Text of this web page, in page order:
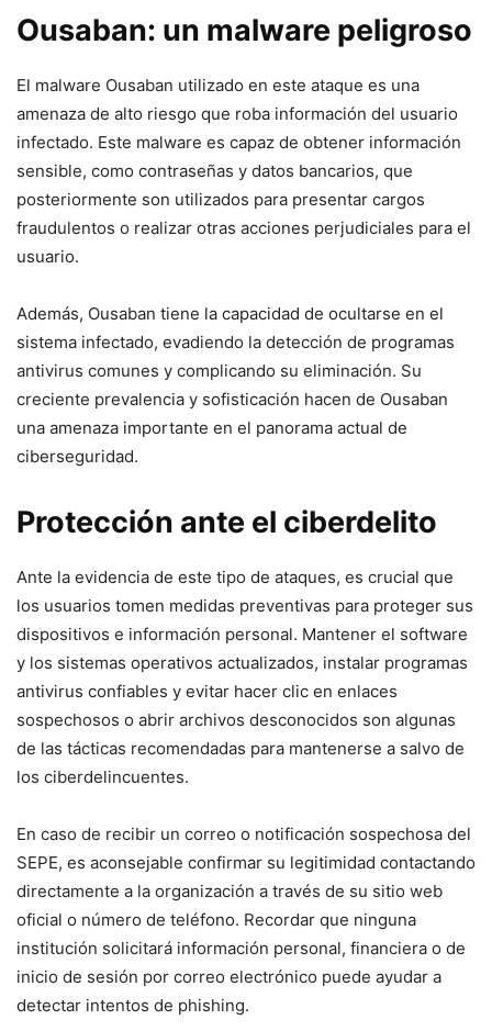
Ousaban: un malware peligroso
El ​malware ⁢Ousaban utilizado en este ataque es una
amenaza de alto riesgo ‌que roba información del usuario
infectado. Este malware es capaz ‍de obtener información
sensible, como contraseñas y datos ⁤bancarios, que
⁢posteriormente son utilizados para presentar cargos
fraudulentos o realizar‌ otras acciones perjudiciales para el
usuario.
Además, Ousaban tiene la capacidad de ocultarse en el
sistema ⁣infectado, evadiendo la detección de programas
antivirus comunes y complicando su eliminación.⁢ Su
creciente prevalencia y sofisticación⁤ hacen de Ousaban ​
una amenaza ⁤importante en ⁢el panorama actual de
ciberseguridad.
Protección‌ ante el⁣ ciberdelito
Ante la evidencia de este tipo de ataques, es crucial que
los⁤ usuarios tomen medidas preventivas⁤ para proteger sus
dispositivos e información personal. Mantener el software
y los sistemas operativos actualizados, instalar programas
antivirus confiables y evitar hacer‍ clic en enlaces
sospechosos⁣ o⁤ abrir⁢ archivos desconocidos son algunas
de las tácticas recomendadas para mantenerse a ⁤salvo de
los ciberdelincuentes.
En caso de recibir ​un correo o notificación sospechosa del
SEPE, es ‍aconsejable confirmar su legitimidad contactando
directamente a la ⁢organización a través de su sitio web
oficial ​o número de teléfono. Recordar que ninguna
institución solicitará información personal, financiera o de
inicio de sesión por correo electrónico puede ayudar a
detectar intentos ‍de phishing.